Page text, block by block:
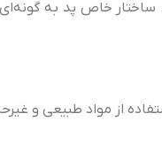
ساختار خاص پد به
از مواد طبیعی و